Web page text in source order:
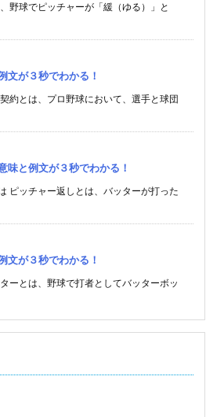
野球でピッチャーが「緩（ゆる）」と
文が３秒でわかる！
約とは、プロ野球において、選手と球団
味と例文が３秒でわかる！
ピッチャー返しとは、バッターが打った
文が３秒でわかる！
ーとは、野球で打者としてバッターボッ